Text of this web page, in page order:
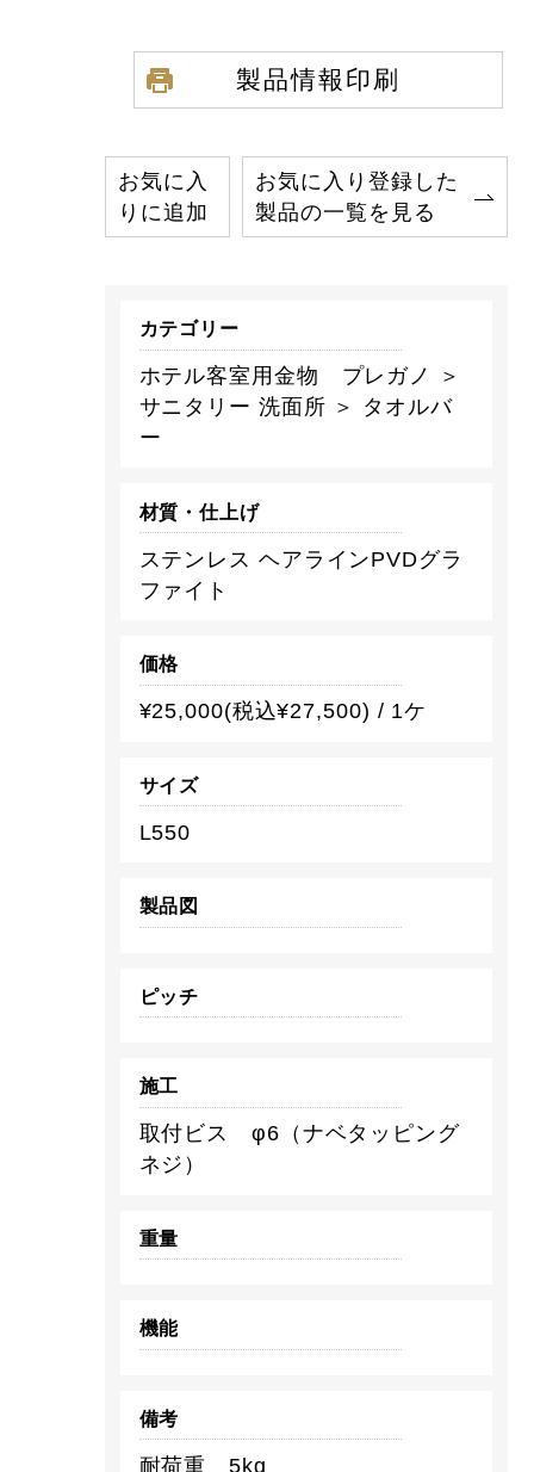
製品情報印刷
お気に入
りに追加
お気に入り登録した
製品の一覧を見る
カテゴリー
ホテル客室用金物 プレガノ ＞
サニタリー 洗面所 ＞ タオルバ
ー
材質・仕上げ
ステンレス ヘアラインPVDグラ
ファイト
価格
¥25,000(税込¥27,500) / 1ケ
サイズ
L550
製品図
ピッチ
施工
取付ビス φ6（ナベタッピング
ネジ）
重量
機能
備考
耐荷重 5kg